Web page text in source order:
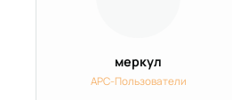
меркул
APC-Пользователи